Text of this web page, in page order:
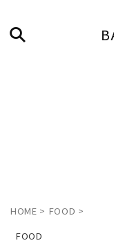
HOME > FOOD >
FOOD